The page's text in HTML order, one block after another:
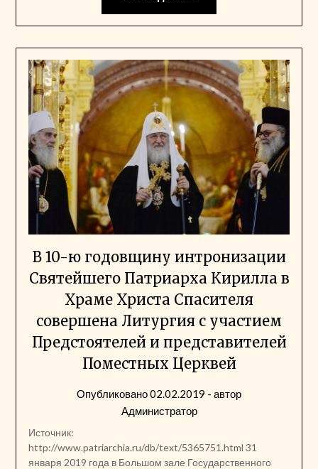
В 10-ю годовщину интронизации
Святейшего Патриарха Кирилла в
Храме Христа Спасителя
совершена Литургия с участием
Предстоятелей и представителей
Поместных Церквей
Опубликовано02.02.2019 - автор
Администратор
Источник:
http://www.patriarchia.ru/db/text/5365751.html 31
января 2019 года в Большом зале Государственного